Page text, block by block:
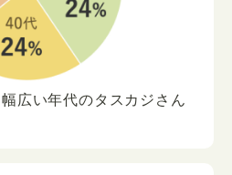
幅広い年代のタスカジさん